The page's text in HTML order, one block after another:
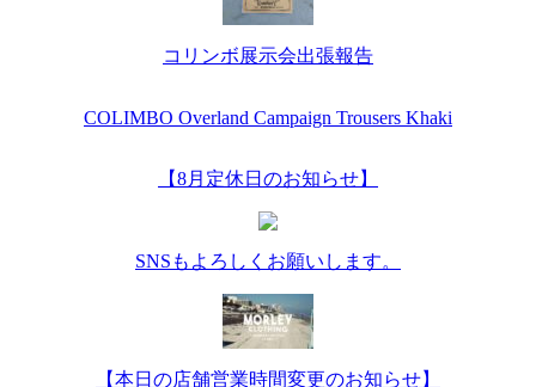
コリンボ展示会出張報告
COLIMBO Overland Campaign Trousers Khaki
【8月定休日のお知らせ】
SNSもよろしくお願いします。
【本日の店舗営業時間変更のお知らせ】